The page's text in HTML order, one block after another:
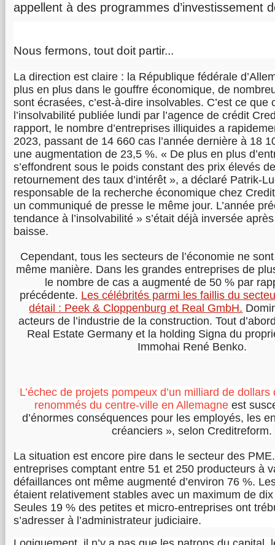
appellent à des programmes d’investissement
Nous fermons, tout doit partir...
La direction est claire : la République fédérale
plus en plus dans le gouffre économique, de
sont écrasées, c’est-à-dire insolvables. C’est ce que
l’insolvabilité publiée lundi par l’agence de crédit
rapport, le nombre d’entreprises illiquides a
2023, passant de 14 660 cas l’année dernière à 18
une augmentation de 23,5 %. « De plus en plus
s’effondrent sous le poids constant des prix élevés
retournement des taux d’intérêt », a déclaré Patrik-
responsable de la recherche économique chez
un communiqué de presse le même jour. L’année
tendance à l’insolvabilité » s’était déjà inversée
baisse.
Cependant, tous les secteurs de l’économie ne
même manière. Dans les grandes entreprises de
le nombre de cas a augmenté de 50 % par
précédente. Les célébrités parmi les faillis du
détail : Peek & Cloppenburg et Real GmbH.
acteurs de l’industrie de la construction. Tout
Real Estate Germany et la holding Signa du
Immohai René Benko.
L’échec de projets pompeux d’un milliard de
renommés du centre-ville en Allemagne est
d’énormes conséquences pour les employés, les
créanciers », selon Creditreform.
La situation est encore pire dans le secteur des
entreprises comptant entre 51 et 250 producteurs à
défaillances ont même augmenté d’environ 76 %.
étaient relativement stables avec un maximum de
Seules 19 % des petites et micro-entreprises ont
s’adresser à l’administrateur judiciaire.